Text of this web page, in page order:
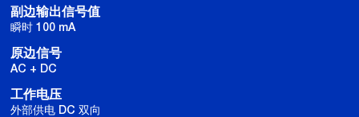
副边输出信号值
瞬时 100 mA
原边信号
AC + DC
工作电压
外部供电 DC 双向